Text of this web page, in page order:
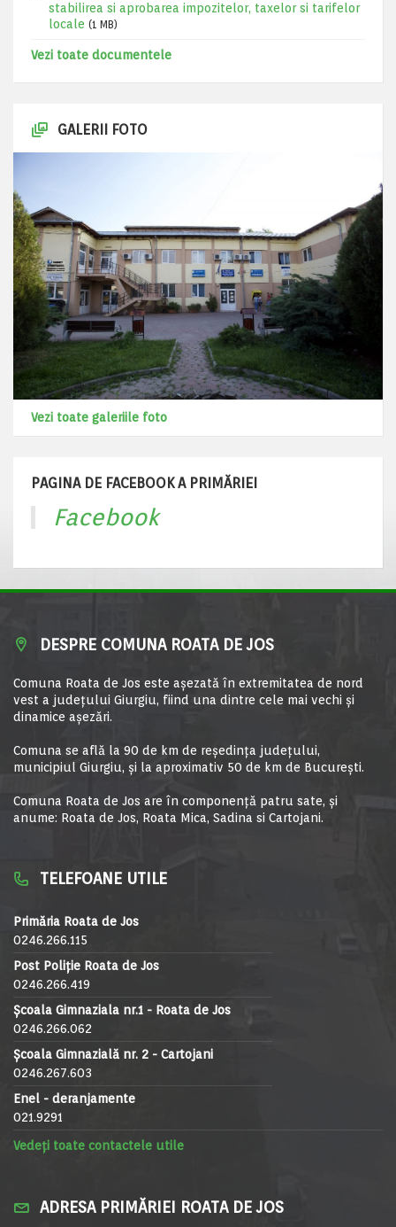
stabilirea si aprobarea impozitelor, taxelor si tarifelor
locale (1 MB)
Vezi toate documentele
GALERII FOTO
Vezi toate galeriile foto
PAGINA DE FACEBOOK A PRIMĂRIEI
Facebook
DESPRE COMUNA ROATA DE JOS
Comuna Roata de Jos este aşezată în extremitatea de nord
vest a judeţului Giurgiu, fiind una dintre cele mai vechi şi
dinamice aşezări.
Comuna se află la 90 de km de reşedinţa judeţului,
municipiul Giurgiu, şi la aproximativ 50 de km de Bucureşti.
Comuna Roata de Jos are în componență patru sate, și
anume: Roata de Jos, Roata Mica, Sadina si Cartojani.
TELEFOANE UTILE
Primăria Roata de Jos
0246.266.115
Post Poliție Roata de Jos
0246.266.419
Școala Gimnaziala nr.1 - Roata de Jos
0246.266.062
Școala Gimnazială nr. 2 - Cartojani
0246.267.603
Enel - deranjamente
021.9291
Vedeți toate contactele utile
ADRESA PRIMĂRIEI ROATA DE JOS